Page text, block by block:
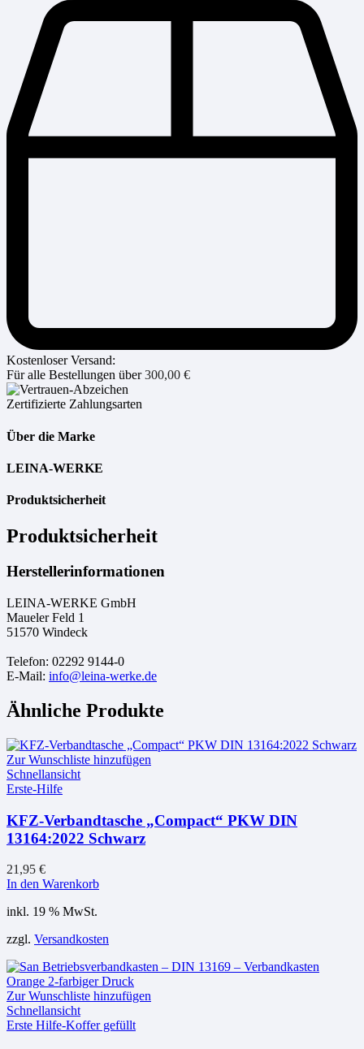
Kostenloser Versand:
Für alle Bestellungen über300,00 €
Zertifizierte Zahlungsarten
Über die Marke
LEINA-WERKE
Produktsicherheit
Produktsicherheit
Herstellerinformationen
LEINA-WERKE GmbH
Maueler Feld 1
51570 Windeck
Telefon: 02292 9144-0
E-Mail: info@leina-werke.de
Ähnliche Produkte
Zur Wunschliste hinzufügen
Schnellansicht
Erste-Hilfe
KFZ-Verbandtasche „Compact“ PKW DIN
13164:2022 Schwarz
21,95 €
In den Warenkorb
inkl. 19 % MwSt.
zzgl. Versandkosten
Zur Wunschliste hinzufügen
Schnellansicht
Erste Hilfe-Koffer gefüllt